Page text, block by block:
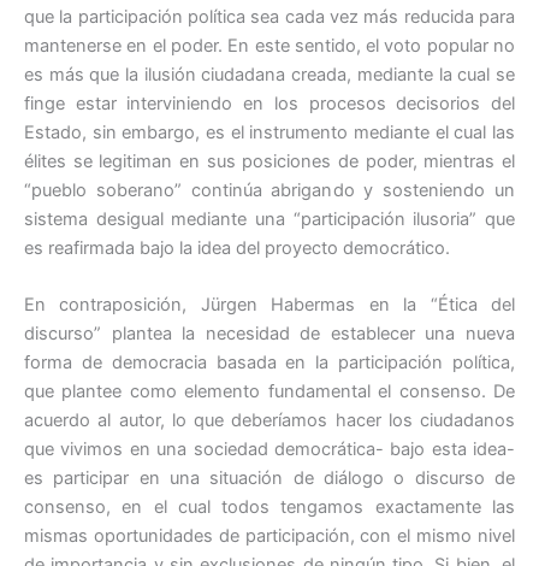
que la participación política sea cada vez más reducida para
mantenerse en el poder. En este sentido, el voto popular no
es más que la ilusión ciudadana creada, mediante la cual se
finge estar interviniendo en los procesos decisorios del
Estado, sin embargo, es el instrumento mediante el cual las
élites se legitiman en sus posiciones de poder, mientras el
“pueblo soberano” continúa abrigando y sosteniendo un
sistema desigual mediante una “participación ilusoria” que
es reafirmada bajo la idea del proyecto democrático.
En contraposición, Jürgen Habermas en la “Ética del
discurso” plantea la necesidad de establecer una nueva
forma de democracia basada en la participación política,
que plantee como elemento fundamental el consenso. De
acuerdo al autor, lo que deberíamos hacer los ciudadanos
que vivimos en una sociedad democrática- bajo esta idea-
es participar en una situación de diálogo o discurso de
consenso, en el cual todos tengamos exactamente las
mismas oportunidades de participación, con el mismo nivel